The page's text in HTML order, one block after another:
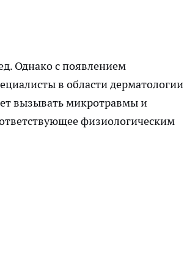
Однако с появлением
в области дерматологии
вызывать микротравмы и
физиологическим